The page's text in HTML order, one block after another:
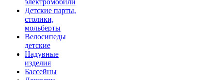
электромобили
Детские парты,
столики,
мольберты
Велосипеды
детские
Надувные
изделия
Бассейны